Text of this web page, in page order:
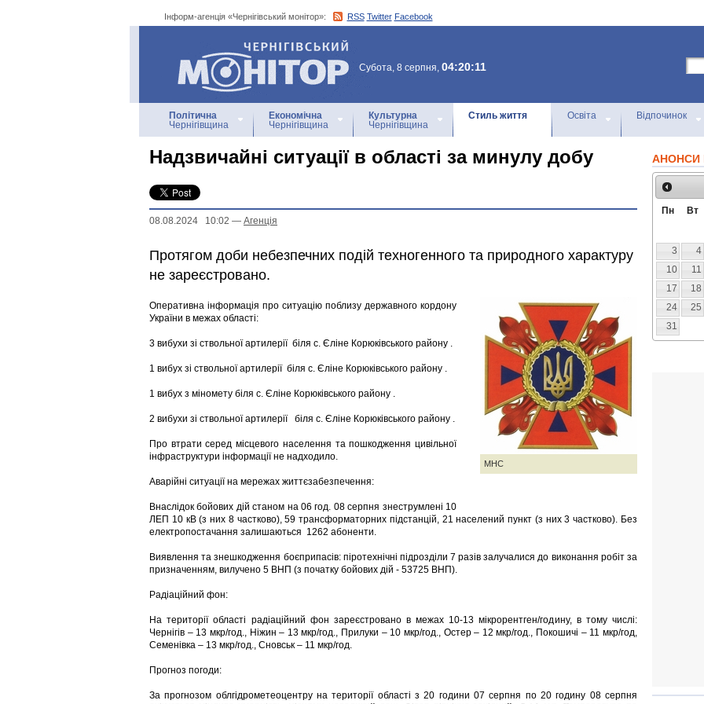
Інформ-агенція «Чернігівський монітор»: RSS Twitter Facebook
Інформ-агенція
«Чернігівський монітор»
Субота, 8 серпня, 04:20:11
Політична
Чернігівщина
Економічна
Чернігівщина
Культурна
Чернігівщина
Стиль життя Освіта Відпочинок
Надзвичайні ситуації в області за минулу добу
08.08.2024 10:02 — Агенцiя
Протягом доби небезпечних подій техногенного та природного характуру
не зареєстровано.
МНС
Оперативна інформація про ситуацію поблизу державного кордону
України в межах області:
3 вибухи зі ствольної артилерії біля с. Єліне Корюківського району .
1 вибух зі ствольної артилерії біля с. Єліне Корюківського району .
1 вибух з міномету біля с. Єліне Корюківського району .
2 вибухи зі ствольної артилерії біля с. Єліне Корюківського району .
Про втрати серед місцевого населення та пошкодження цивільної
інфраструктури інформації не надходило.
Аварійні ситуації на мережах життєзабезпечення:
Внаслідок бойових дій станом на 06 год. 08 серпня знеструмлені 10
ЛЕП 10 кВ (з них 8 частково), 59 трансформаторних підстанцій, 21 населений пункт (з них 3 частково). Без
електропостачання залишаються 1262 абоненти.
Виявлення та знешкодження боєприпасів: піротехнічні підрозділи 7 разів залучалися до виконання робіт за
призначенням, вилучено 5 ВНП (з початку бойових дій - 53725 ВНП).
Радіаційний фон:
На території області радіаційний фон зареєстровано в межах 10-13 мікрорентген/годину, в тому числі:
Чернігів – 13 мкр/год., Ніжин – 13 мкр/год., Прилуки – 10 мкр/год., Остер – 12 мкр/год., Покошичі – 11 мкр/год,
Семенівка – 13 мкр/год., Сновськ – 11 мкр/год.
Прогноз погоди:
За прогнозом облгідрометеоцентру на території області з 20 години 07 серпня по 20 годину 08 серпня
АНОНСИ
Пн Вт
3
4
10
11
17
18
24
25
31